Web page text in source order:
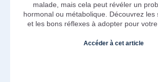
malade, mais cela peut révéler un
hormonal ou métabolique. Découvrez les
et les bons réflexes à adopter pour votre
Accéder à cet article